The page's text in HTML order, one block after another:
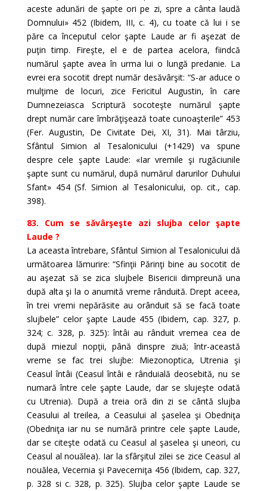
aceste adunări de şapte ori pe zi, spre a cânta laudă
Domnului» 452 (Ibidem, III, c. 4), cu toate că lui i se
păre ca începutul celor şapte Laude ar fi aşezat de
puţin timp. Fireşte, el e de partea acelora, fiindcă
numărul şapte avea în urma lui o lungă predanie. La
evrei era socotit drept număr desăvârşit: “S-ar aduce o
mulţime de locuri, zice Fericitul Augustin, în care
Dumnezeiasca Scriptură socoteşte numărul şapte
drept număr care îmbrăţişează toate cunoaşterile” 453
(Fer. Augustin, De Civitate Dei, XI, 31). Mai târziu,
Sfântul Simion al Tesalonicului (+1429) va spune
despre cele şapte Laude: «Iar vremile şi rugăciunile
şapte sunt cu numărul, după numărul darurilor Duhului
Sfant» 454 (Sf. Simion al Tesalonicului, op. cit., cap.
398).
83. Cum se săvârşeşte azi slujba celor şapte
Laude ?
La aceasta întrebare, Sfântul Simion al Tesalonicului dă
următoarea lămurire: “Sfinţii Părinţi bine au socotit de
au aşezat să se zica slujbele Bisericii dimpreună una
după alta şi la o anumită vreme rânduită. Drept aceea,
în trei vremi nepărăsite au orânduit să se facă toate
slujbele” celor şapte Laude 455 (Ibidem, cap. 327, p.
324; c. 328, p. 325): întâi au rânduit vremea cea de
după miezul nopţii, până dinspre ziuă; într-această
vreme se fac trei slujbe: Miezonoptica, Utrenia şi
Ceasul întâi (Ceasul întâi e rânduială deosebită, nu se
numară între cele şapte Laude, dar se slujeşte odată
cu Utrenia). După a treia oră din zi se cântă slujba
Ceasului al treilea, a Ceasului al şaselea şi Obedniţa
(Obedniţa iar nu se numără printre cele şapte Laude,
dar se citeşte odată cu Ceasul al şaselea şi uneori, cu
Ceasul al nouălea). Iar la sfârşitul zilei se zice Ceasul al
nouălea, Vecernia şi Pavecerniţa 456 (Ibidem, cap. 327,
p. 328 si c. 328, p. 325). Slujba celor şapte Laude se